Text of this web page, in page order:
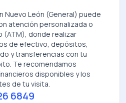
Nuevo León (General) puede
atención personalizada o
(ATM), donde realizar
de efectivo, depósitos,
y transferencias con tu
Te recomendamos
disponibles y los
de tu visita.
6849